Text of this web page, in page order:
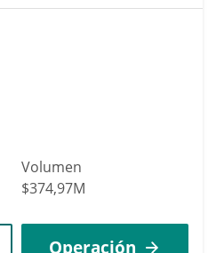
Volumen
$374,97M
Operación